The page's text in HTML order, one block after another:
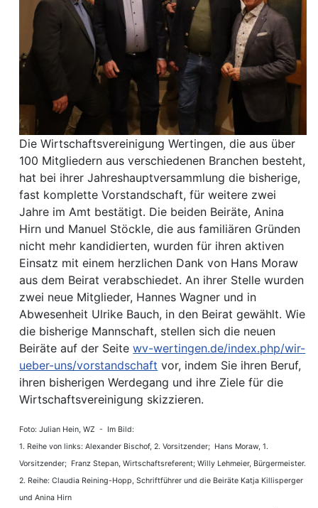
Die Wirtschaftsvereinigung Wertingen, die aus über
100 Mitgliedern aus verschiedenen Branchen besteht,
hat bei ihrer Jahreshauptversammlung die bisherige,
fast komplette Vorstandschaft, für weitere zwei
Jahre im Amt bestätigt. Die beiden Beiräte, Anina
Hirn und Manuel Stöckle, die aus familiären Gründen
nicht mehr kandidierten, wurden für ihren aktiven
Einsatz mit einem herzlichen Dank von Hans Moraw
aus dem Beirat verabschiedet. An ihrer Stelle wurden
zwei neue Mitglieder, Hannes Wagner und in
Abwesenheit Ulrike Bauch, in den Beirat gewählt. Wie
die bisherige Mannschaft, stellen sich die neuen
Beiräte auf der Seitewv-wertingen.de/index.php/wir-
ueber-uns/vorstandschaft vor, indem Sie ihren Beruf,
ihren bisherigen Werdegang und ihre Ziele für die
Wirtschaftsvereinigung skizzieren.
Foto: Julian Hein, WZ - Im Bild:
1. Reihe von links: Alexander Bischof, 2. Vorsitzender; Hans Moraw, 1.
Vorsitzender; Franz Stepan, Wirtschaftsreferent; Willy Lehmeier, Bürgermeister.
2. Reihe: Claudia Reining-Hopp, Schriftführer und die Beiräte Katja Killisperger
und Anina Hirn